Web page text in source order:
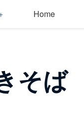
Home
そば